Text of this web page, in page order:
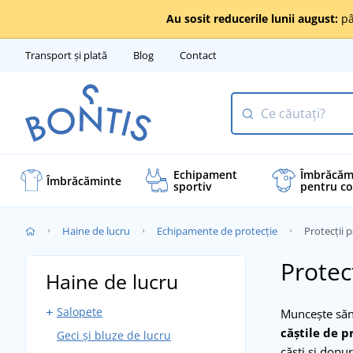
Au sosit reducerile lunii august:
Transport și plată Blog Contact
Îmbrăcăminte Echipament
sportiv pentru
Haine de lucru Echipamente de protecție Protecții
Muncește
căștile de
Haine de lucru
Salopete
Salopete cu pieptar
Geci și bluze de lucru